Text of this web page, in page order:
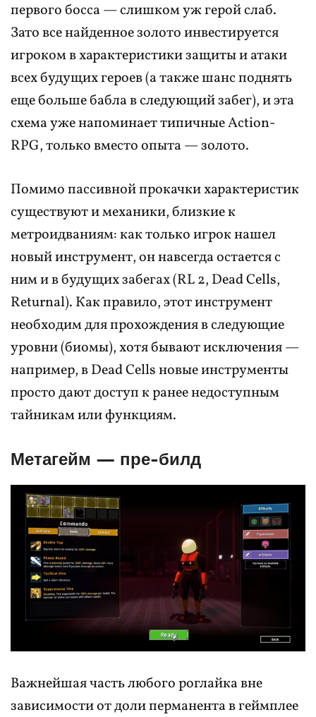
первого босса — слишком уж герой слаб.
Зато все найденное золото инвестируется
игроком в характеристики защиты и атаки
всех будущих героев (а также шанс поднять
еще больше бабла в следующий забег), и эта
схема уже напоминает типичные Action-
RPG, только вместо опыта — золото.
Помимо пассивной прокачки характеристик
существуют и механики, близкие к
метроидваниям: как только игрок нашел
новый инструмент, он навсегда остается с
ним и в будущих забегах (RL 2, Dead Cells,
Returnal). Как правило, этот инструмент
необходим для прохождения в следующие
уровни (биомы), хотя бывают исключения —
например, в Dead Cells новые инструменты
просто дают доступ к ранее недоступным
тайникам или функциям.
Метагейм — пре-билд
Важнейшая часть любого роглайка вне
зависимости от доли перманента в геймплее